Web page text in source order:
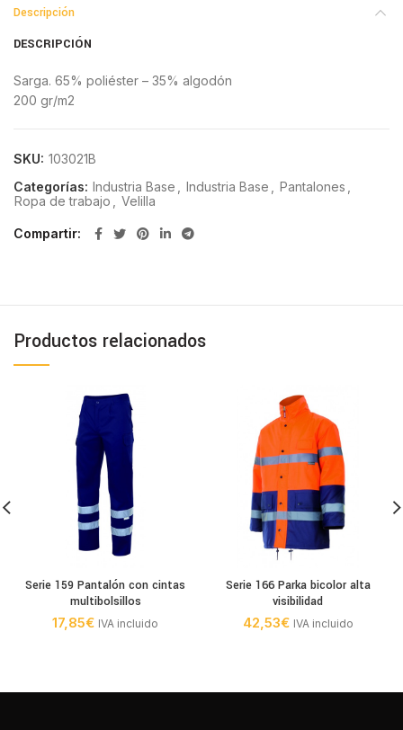
Descripción
DESCRIPCIÓN
Sarga. 65% poliéster – 35% algodón
200 gr/m2
SKU: 103021B
Categorías: Industria Base Industria Base Pantalones
Ropa de trabajo
Velilla
Compartir
Productos relacionados
Serie 159 Pantalón con cintas
multibolsillos
17,85€ IVA incluido
Serie 166 Parka bicolor alta
visibilidad
42,53€ IVA incluido